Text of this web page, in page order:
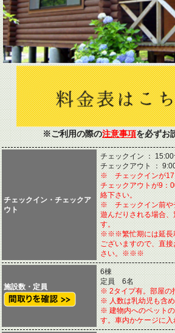
※ご利用の際の注意事項を必ずお
チェックイン・チェックア
ウト
チェックイン ：
チェックアウト ：
※ チェックインが17
チェックアウトが9：
絡下さい。
※ チェックイン前や
遊んだりされる場合
す。
※※※繁忙期には延長
ございますので、直
さい。※※※
施設数・定員
6棟
定員 6名
※ 2タイプ有。部屋の
※ 人数は乳幼児も含
※ 建物内へのペット
す。車内かケージに